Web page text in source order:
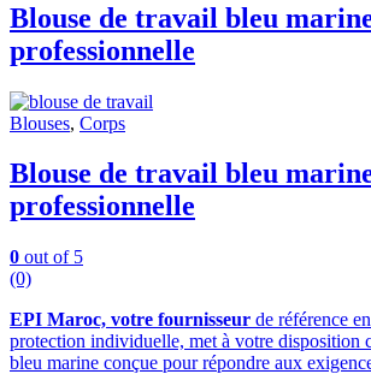
Blouse de travail bleu
professionnelle
Blouses, Corps
Blouse de travail bleu
professionnelle
0 out of 5
(0)
EPI Maroc, votre fournisseur de référence
protection individuelle, met à votre disposition
bleu marine conçue pour répondre aux